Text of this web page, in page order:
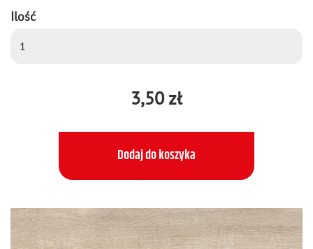
Ilość
3,50 zł
Dodaj do koszyka